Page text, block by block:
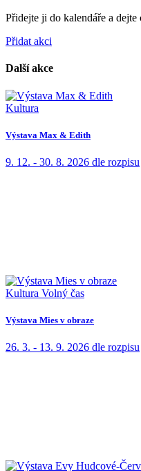
Přidejte ji do kalendáře a
Přidat akci
Další akce
Kultura
Výstava Max & Edith
9. 12. - 30. 8. 2026 dle rozpisu
Kultura Volný čas
Výstava Mies v obraze
26. 3. - 13. 9. 2026 dle rozpisu